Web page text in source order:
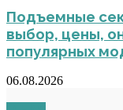
Подъемные
выбор, цены,
популярных
06.08.2026